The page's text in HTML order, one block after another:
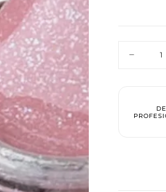
Disminuir
Pink
EL
Aún no se ha